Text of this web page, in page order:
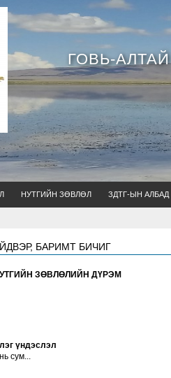
ГОВЬ-
НУТГИЙН ЗӨВЛӨЛ ЗДТГ-ЫН АЛБАД
БАРИМТ БИЧИГ
ЗӨВЛӨЛИЙН ДҮРЭМ
сум...